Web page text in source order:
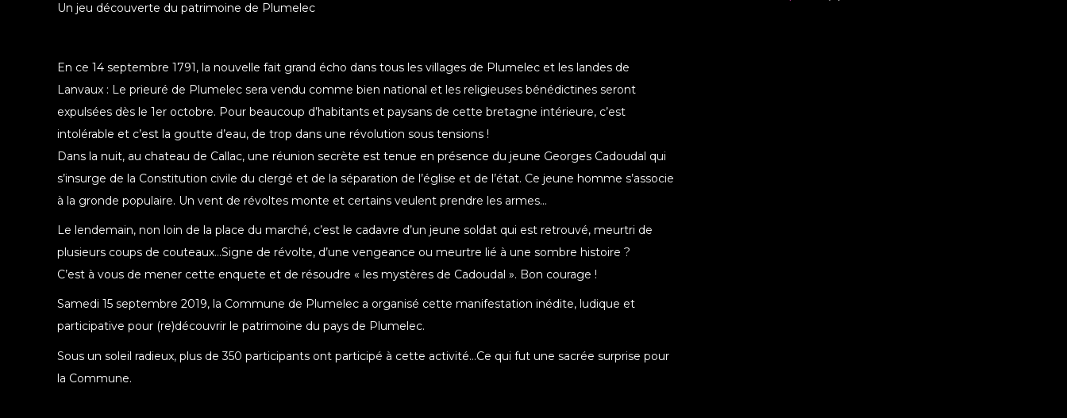
Un jeu découverte du patrimoine de Plumelec
En ce 14 septembre 1791, la nouvelle fait grand écho dans tous les villages de Plumelec et les landes de
Lanvaux : Le prieuré de Plumelec sera vendu comme bien national et les religieuses bénédictines seront
expulsées dès le 1er octobre. Pour beaucoup d’habitants et paysans de cette bretagne intérieure, c’est
intolérable et c’est la goutte d’eau, de trop dans une révolution sous tensions !
Dans la nuit, au chateau de Callac, une réunion secrète est tenue en présence du jeune Georges Cadoudal qui
s’insurge de la Constitution civile du clergé et de la séparation de l’église et de l’état. Ce jeune homme s’associe
à la gronde populaire. Un vent de révoltes monte et certains veulent prendre les armes…
Le lendemain, non loin de la place du marché, c’est le cadavre d’un jeune soldat qui est retrouvé, meurtri de
plusieurs coups de couteaux…Signe de révolte, d’une vengeance ou meurtre lié à une sombre histoire ?
C’est à vous de mener cette enquete et de résoudre « les mystères de Cadoudal ». Bon courage !
Samedi 15 septembre 2019, la Commune de Plumelec a organisé cette manifestation inédite, ludique et
participative pour (re)découvrir le patrimoine du pays de Plumelec.
Sous un soleil radieux, plus de 350 participants ont participé à cette activité…Ce qui fut une sacrée surprise pour
la Commune.